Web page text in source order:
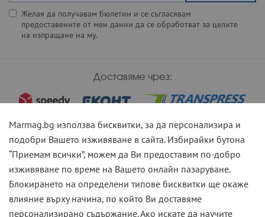
Желая да получавам бюлетин и се съгласявам
предоставените от мен данни да се обработват за целите
на изпращане на му.
Доставяме чрез:
Може да платите чрез:
Marmag.bg използва бисквитки, за да персонализира и
подобри Вашето изживяване в сайта. Избирайки бутона
“Приемам всички”, можем да Ви предоставим по-добро
изживяване по време на Вашето онлайн пазаруване.
Блокирането на определени типове бисквитки ще окаже
влияние върху начина, по който Ви доставяме
персонализирано съдържание. Ако искате да научите